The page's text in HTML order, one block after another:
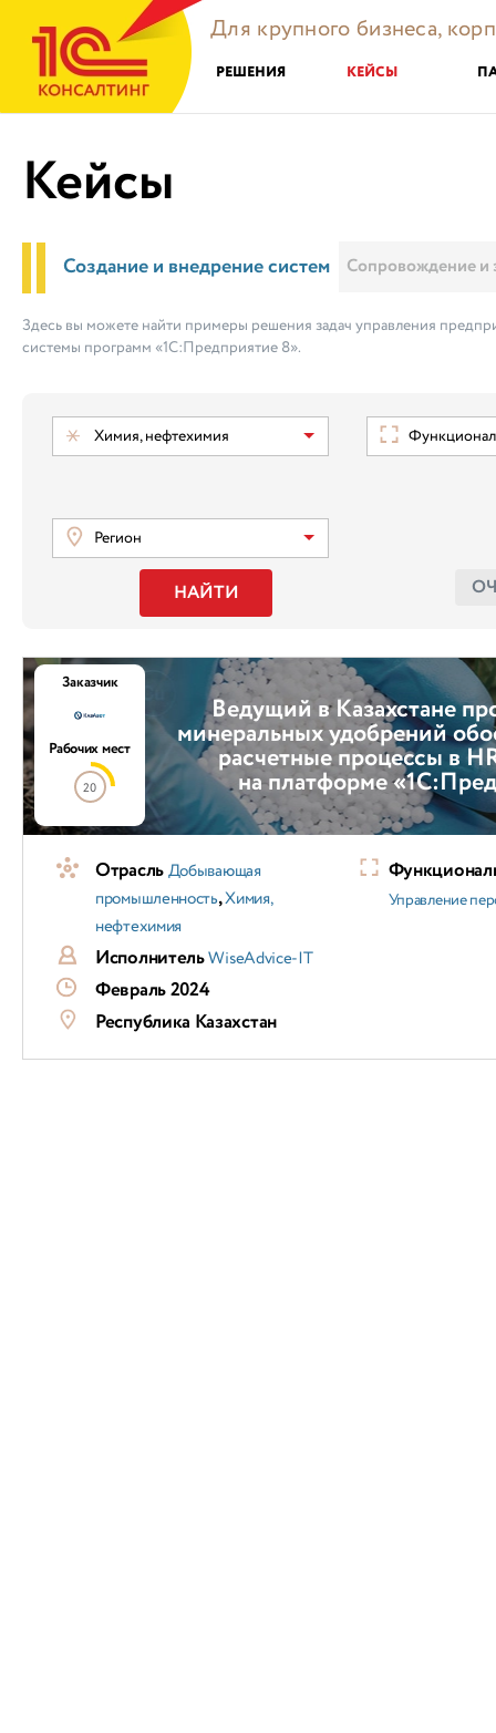
Для крупного бизнеса,
РЕШЕНИЯ КЕЙСЫ
Кейсы
Создание и внедрение систем Сопровождение и
Здесь вы можете найти примеры решения задач управления
системы программ «1С:Предприятие 8».
Химия, нефтехимия
Регион
НАЙТИ
Ведущий в Казахстане
минеральных удобрений
расчетные процессы в
на платформе
Заказчик
Рабочих мест
20
ОтрасльДобывающая
промышленность,Химия,
нефтехимия
ИсполнительWiseAdvice-IT
Февраль 2024
Республика Казахстан
Управление